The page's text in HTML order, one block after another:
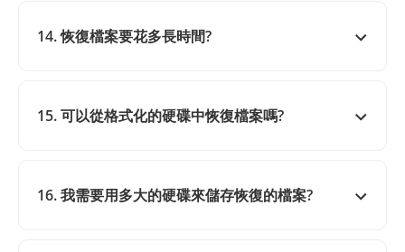
14. 恢復檔案要花多長時間?
15. 可以從格式化的硬碟中恢復檔案嗎?
16. 我需要用多大的硬碟來儲存恢復的檔案?